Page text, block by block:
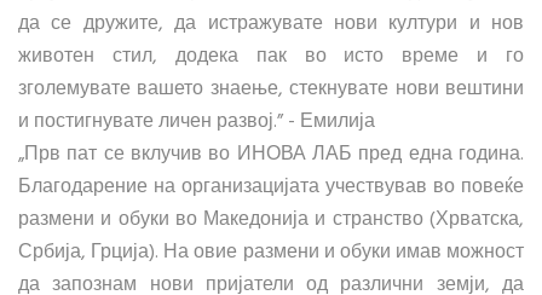
да се дружите, да истражувате нови култури и нов
животен стил, додека пак во исто време и го
зголемувате вашето знаење, стекнувате нови вештини
и постигнувате личен развој.” - Емилија
„Прв пат се вклучив во ИНОВА ЛАБ пред една година.
Благодарение на организацијата учествував во повеќе
размени и обуки во Македонија и странство (Хрватска,
Србија, Грција). На овие размени и обуки имав можност
да запознам нови пријатели од различни земји, да